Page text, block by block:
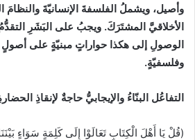
وأصيل، ويشملُ الفلسفةَ الإنسانيّةَ والنظامَ
الأخلاقيَّ المشتَرَكَ. ويجبُ على البَشَرِ
الوصولِ إلى هكذا حواراتٍ مبنيّةٍ على أصولٍ
وفلسفيّةٍ.
التفاعُل البنّاءُ والإيجابيُّ حاجةٌ لإنقاذِ
(قُلْ یَا أَهْلَ الْکِتَابِ تَعَالَوْا إِلَی کَلِمَةٍ سَوَاءٍ بَیْنَنَا